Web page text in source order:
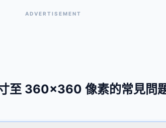
ADVERTISEMENT
至 360×360 像素的常見問